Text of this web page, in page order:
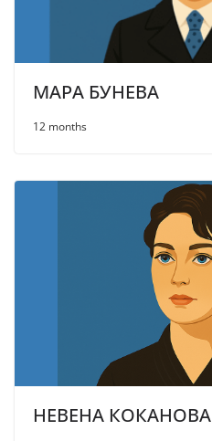
МАРА БУНЕВА
12 months
НЕВЕНА КОКАНОВА